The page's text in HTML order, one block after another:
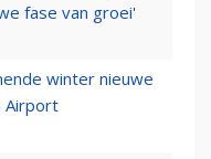
fase van groei'
winter nieuwe
Airport